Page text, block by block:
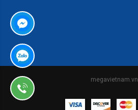
megavietnam.vn